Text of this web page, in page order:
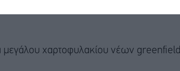
μεγάλου χαρτοφυλακίου νέων greenfield